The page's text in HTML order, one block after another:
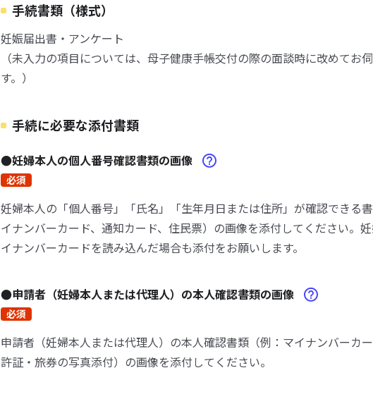
手続書類（様式）
妊娠届出書・アンケート
（未入力の項目については、母子健康手帳交付の際の面談時に改めてお
す。）
手続に必要な添付書類
●妊婦本人の個人番号確認書類の画像
必須
妊婦本人の「個人番号」「氏名」「生年月日または住所」が確認できる
イナンバーカード、通知カード、住民票）の画像を添付してください。
イナンバーカードを読み込んだ場合も添付をお願いします。
●申請者（妊婦本人または代理人）の本人確認書類の画像
必須
申請者（妊婦本人または代理人）の本人確認書類（例：マイナンバーカ
許証・旅券の写真添付）の画像を添付してください。